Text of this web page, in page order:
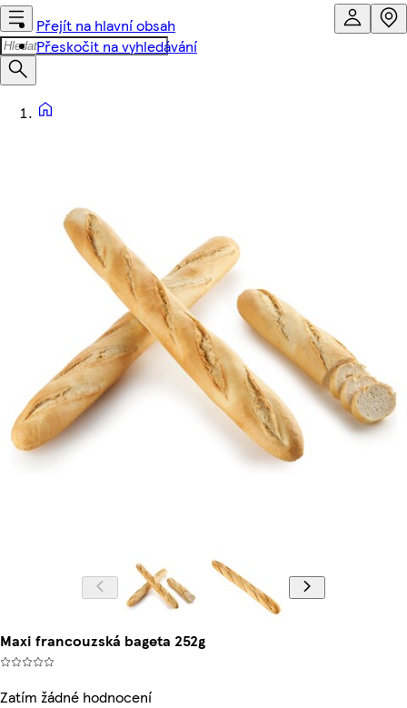
Přejít na hlavní obsah
Přeskočit na vyhledávání
Maxi francouzská bageta 252g
Zatím žádné hodnocení